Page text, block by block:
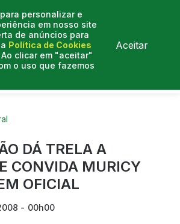
personalizar e
em nosso site
de anúncios para
Política de Cookies
clicar em "aceitar"
o uso que fazemos
Aceitar
DÁ TRELA A
CONVIDA MURICY
OFICIAL
- 00h00